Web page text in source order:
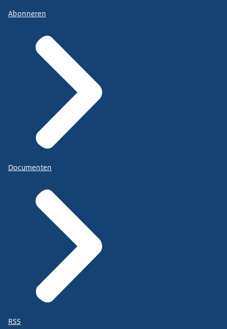
Abonneren
Documenten
RSS